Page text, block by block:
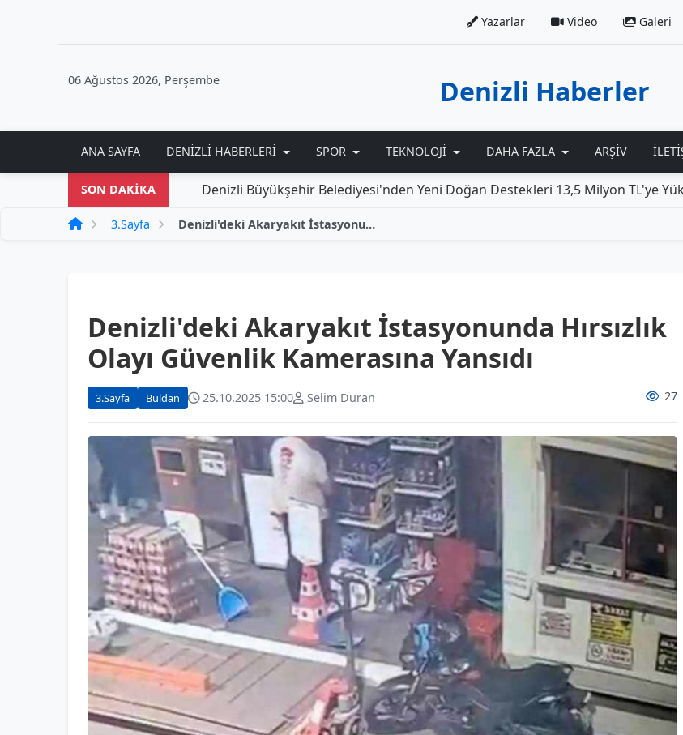
Yazarlar Video Galeri
06 Ağustos 2026, Perşembe Denizli Haberler
ANA SAYFA DENIZLI HABERLERI SPOR TEKNOLOJI DAHA FAZLA ARŞIV
SON DAKİKADenizli Büyükşehir Belediyesi'nden Yeni Doğan Destekleri 13,5 Milyon TL'ye Yükseldi
3.Sayfa Denizli'deki Akaryakıt İstasyonunda Hırsızlık Olayı Güvenlik Kamerasına Yansıdı
Denizli'deki Akaryakıt İstasyonunda Hırsızlık
Olayı Güvenlik Kamerasına Yansıdı
3.Sayfa Buldan 25.10.2025 15:00 Selim Duran 27